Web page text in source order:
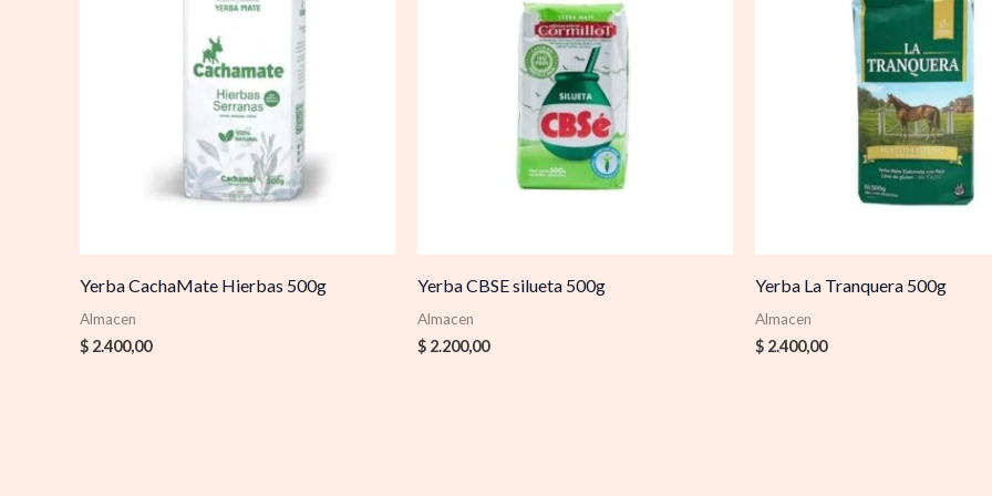
Yerba CachaMate Hierbas 500g
Almacen
$ 2.400,00
Yerba CBSE silueta 500g
Almacen
$ 2.200,00
Yerba La Tranquera 500g
Almacen
$ 2.400,00